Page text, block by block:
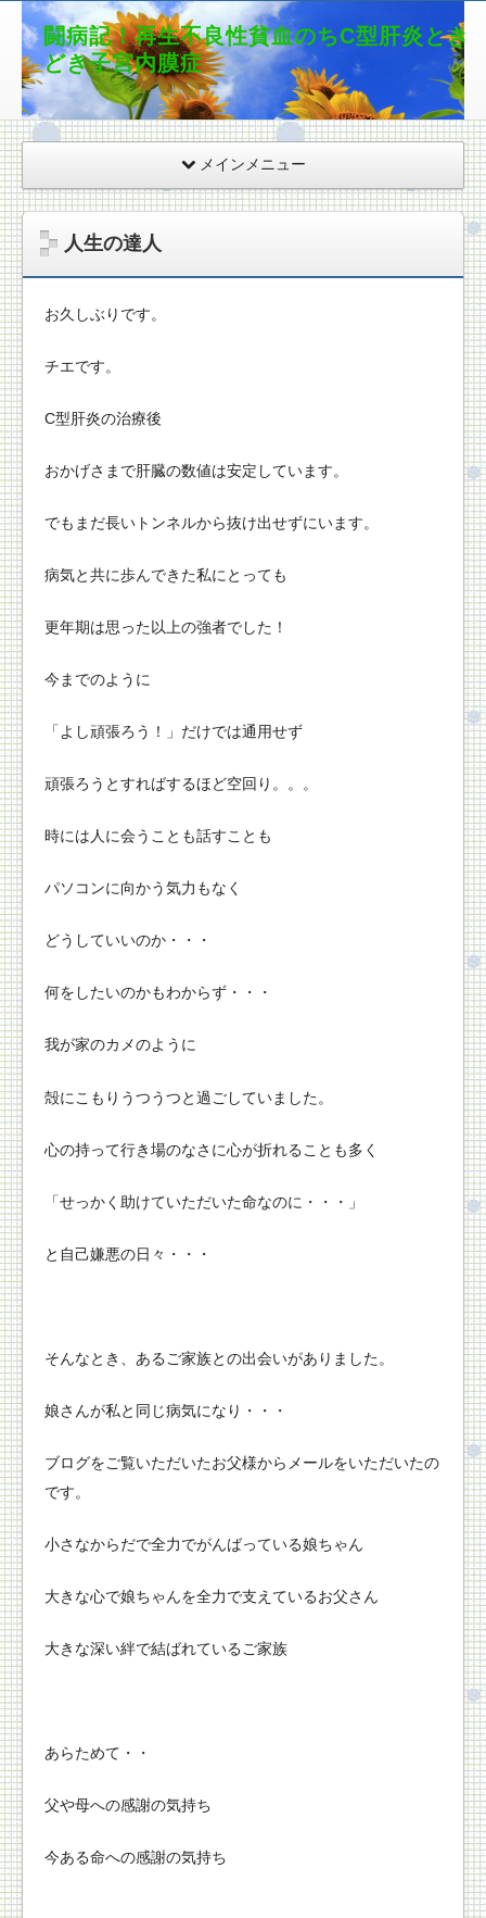
闘病記！再生不良性貧血のちC型肝炎とき
どき子宮内膜症
メインメニュー
人生の達人
お久しぶりです。
チエです。
C型肝炎の治療後
おかげさまで肝臓の数値は安定しています。
でもまだ長いトンネルから抜け出せずにいます。
病気と共に歩んできた私にとっても
更年期は思った以上の強者でした！
今までのように
「よし頑張ろう！」だけでは通用せず
頑張ろうとすればするほど空回り。。。
時には人に会うことも話すことも
パソコンに向かう気力もなく
どうしていいのか・・・
何をしたいのかもわからず・・・
我が家のカメのように
殻にこもりうつうつと過ごしていました。
心の持って行き場のなさに心が折れることも多く
「せっかく助けていただいた命なのに・・・」
と自己嫌悪の日々・・・
そんなとき、あるご家族との出会いがありました。
娘さんが私と同じ病気になり・・・
ブログをご覧いただいたお父様からメールをいただいたの
です。
小さなからだで全力でがんばっている娘ちゃん
大きな心で娘ちゃんを全力で支えているお父さん
大きな深い絆で結ばれているご家族
あらためて・・
父や母への感謝の気持ち
今ある命への感謝の気持ち